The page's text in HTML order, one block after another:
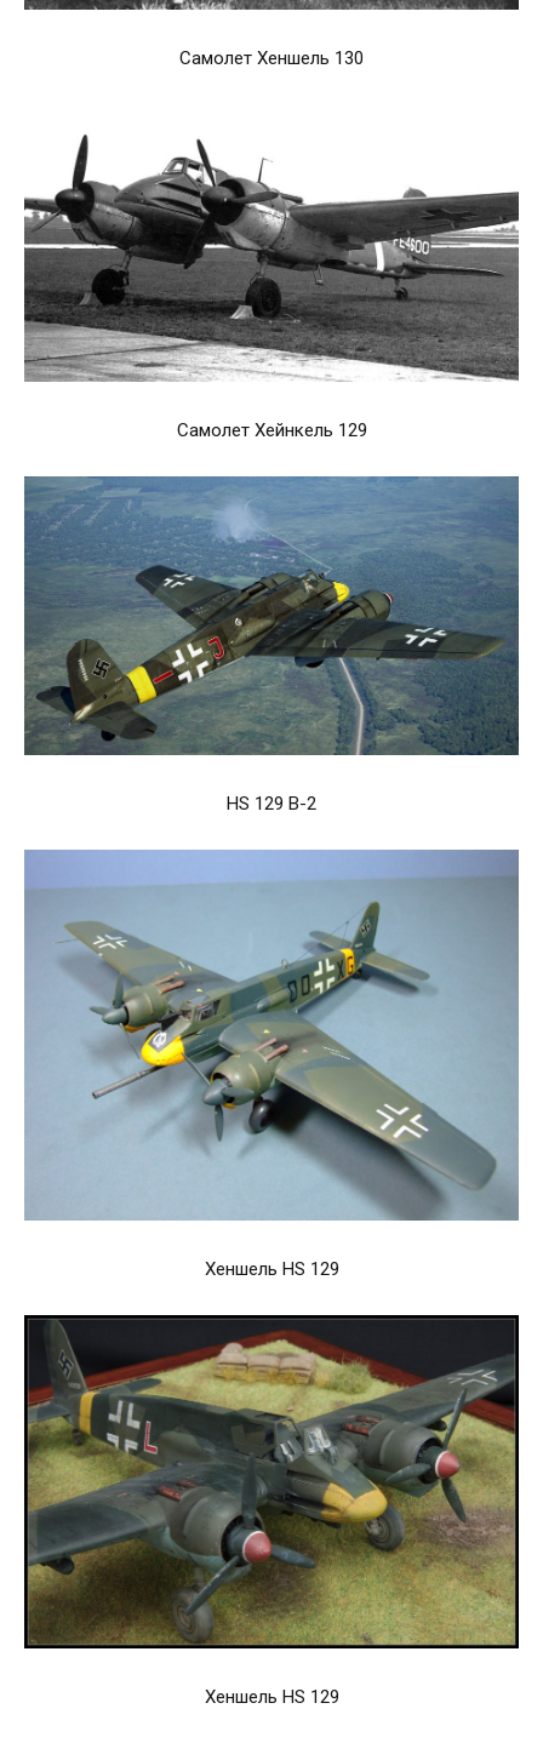
Самолет Хеншель 130
Самолет Хейнкель 129
HS 129 B-2
Хеншель HS 129
Хеншель HS 129